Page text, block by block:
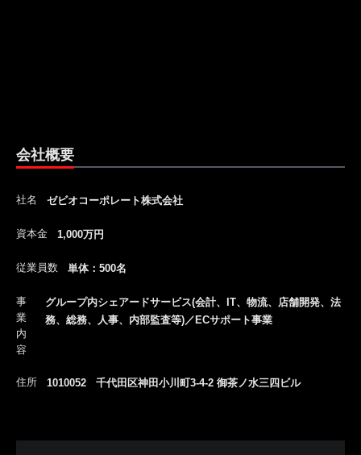
会社概要
社名 ゼビオコーポレート株式会社
資本金 1,000万円
従業員数 単体：500名
事
業
内
容
グループ内シェアードサービス(会計、IT、物流、店舗開発、法
務、総務、人事、内部監査等)／ECサポート事業
住所 1010052 千代田区神田小川町3-4-2 御茶ノ水三四ビル